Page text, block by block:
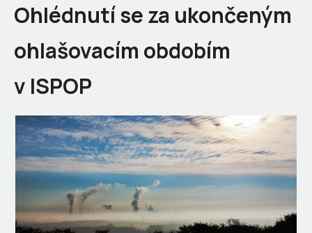
Ohlédnutí se za ukončeným
ohlašovacím obdobím
v ISPOP